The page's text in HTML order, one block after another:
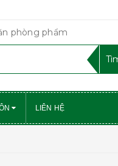
phòng phẩm
LIÊN HỆ